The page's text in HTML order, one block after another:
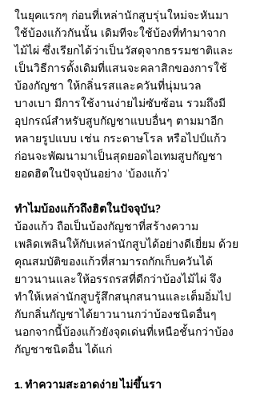
ในยุคแรกๆ ก่อนที่เหล่านักสูบรุ่นใหม่จะหันมา
ใช้บ้องแก้วกันนั้น เดิมทีจะใช้บ้องที่ทำมาจาก
ไม้ไผ่ ซึ่งเรียกได้ว่าเป็นวัสดุจากธรรมชาติและ
เป็นวิธีการดั้งเดิมที่แสนจะคลาสิกของการใช้
บ้องกัญชา ให้กลิ่นรสและควันที่นุ่มนวล
บางเบา มีการใช้งานง่ายไม่ซับซ้อน รวมถึงมี
อุปกรณ์สำหรับสูบกัญชาแบบอื่นๆ ตามมาอีก
หลายรูปแบบ เช่น กระดาษโรล หรือไปป์แก้ว
ก่อนจะพัฒนามาเป็นสุดยอดไอเทมสูบกัญชา
ยอดฮิตในปัจจุบันอย่าง ‘บ้องแก้ว’
ทำไมบ้องแก้วถึงฮิตในปัจจุบัน?
บ้องแก้ว ถือเป็นบ้องกัญชาที่สร้างความ
เพลิดเพลินให้กับเหล่านักสูบได้อย่างดีเยี่ยม ด้วย
คุณสมบัติของแก้วที่สามารถกักเก็บควันได้
ยาวนานและให้อรรถรสที่ดีกว่าบ้องไม้ไผ่ จึง
ทำให้เหล่านักสูบรู้สึกสนุกสนานและเต็มอิ่มไป
กับกลิ่นกัญชาได้ยาวนานกว่าบ้องชนิดอื่นๆ
นอกจากนี้บ้องแก้วยังจุดเด่นที่เหนือชั้นกว่าบ้อง
กัญชาชนิดอื่น ได้แก่
1. ทำความสะอาดง่าย ไม่ขึ้นรา